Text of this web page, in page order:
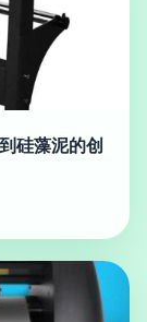
硅藻泥的创